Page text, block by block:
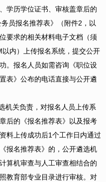
学历学位证书、审核盖章后的
员报名推荐表》（附件2，以
要求的相关材料电子文档（须
内）上传报名系统，提交公开
。报名人员如需咨询《职位设
表》公布的电话直接与公开遴
机关负责，对报名人员上传系
后的《报名推荐表》以及报考
料上传成功后1个工作日内通过
报名推荐表》的，公开遴选机
算机审查与人工审查相结合的
教育部专业目录进行审核。对